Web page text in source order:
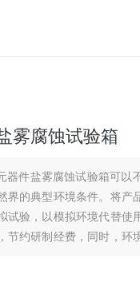
雾腐蚀试验箱
器件盐雾腐蚀试验箱可以
界的典型环境条件。将产
试验，以模拟环境代替使
节约研制经费，同时，环
产品的试验周期。